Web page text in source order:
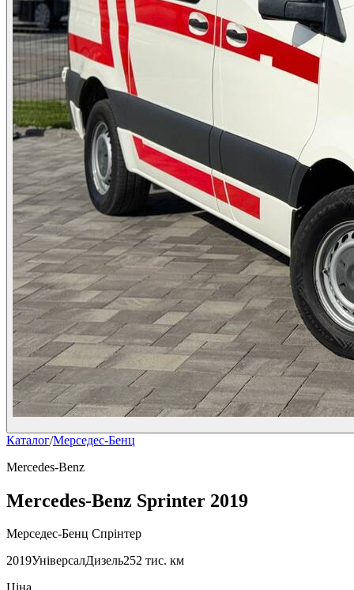
Каталог/Мерседес-Бенц
Mercedes-Benz
Mercedes-Benz Sprinter 2019
Мерседес-Бенц Спрінтер
2019УніверсалДизель252 тис. км